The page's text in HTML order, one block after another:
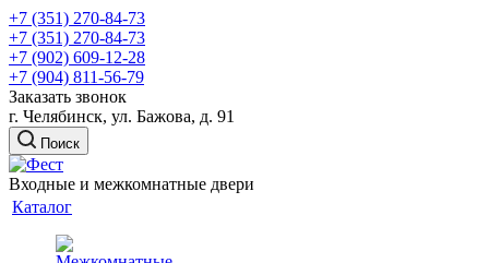
+7 (351) 270-84-73
+7 (351) 270-84-73
+7 (902) 609-12-28
+7 (904) 811-56-79
Заказать звонок
г. Челябинск, ул. Бажова, д. 91
Поиск
Входные и межкомнатные двери
Каталог